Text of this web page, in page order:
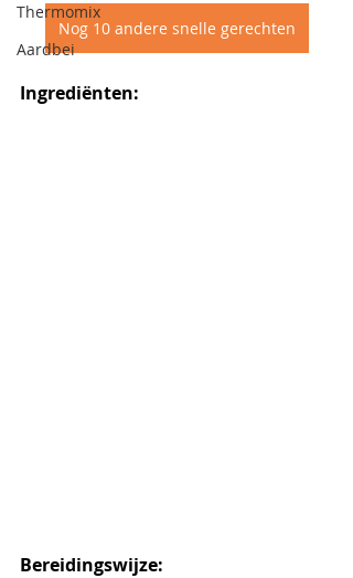
Thermomix
Aardbei
Nog 10 andere snelle gerechten
Ingrediënten:
Bereidingswijze: